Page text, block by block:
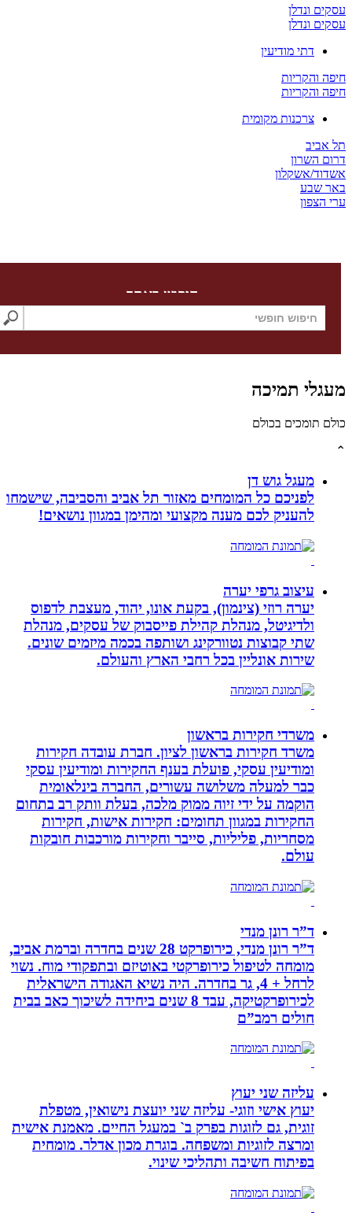
ונדלן
ונדלן
דתי מודיעין
צרכנות מקומית
אשקלון
חיפוש באתר
תמיכה
בכולם
מעגל גוש דן
לפניכם כל המומחים מאזור תל אביב והסביבה, שישמחו
להעניק לכם מענה מקצועי ומהימן במגוון נושאים!
עיצוב גרפי יערה
יערה רוזי (צינמון), בקעת אונו, יהוד, מעצבת לדפוס
ולדיגיטל, מנהלת קהילת פייסבוק של עסקים, מנהלת
שתי קבוצות נטוורקינג ושותפה בכמה מיזמים שונים.
שירות אונליין בכל רחבי הארץ והעולם.
משרדי חקירות בראשון
משרד חקירות בראשון לציון. חברת עובדה חקירות
ומודיעין עסקי, פועלת בענף החקירות ומודיעין עסקי
כבר למעלה משלושה עשורים, החברה בינלאומית
הוקמה על ידי זיוה ממוק מלכה, בעלת וותק רב בתחום
החקירות במגוון תחומים: חקירות אישות, חקירות
מסחריות, פליליות, סייבר וחקירות מורכבות חובקות
עולם.
ד”ר רונן מנדי
ד”ר רונן מנדי, כירופרקט 28 שנים בחדרה וברמת אביב,
מומחה לטיפול כירופרקטי באוטיזם ובתפקודי מוח. נשוי
לרחל + 4, גר בחדרה. היה נשיא האגודה הישראלית
לכירופרקטיקה, עבד 8 שנים ביחידה לשיכוך כאב בבית
חולים רמב”ם
עליזה שני יעוץ
יעוץ אישי וזוגי- עליזה שני יועצת נישואין, מטפלת
זוגית, גם לזוגות בפרק ב` במעגל החיים. מאמנת אישית
ומרצה לזוגיות ומשפחה. בוגרת מכון אדלר. מומחית
בפיתוח חשיבה ותהליכי שינוי.